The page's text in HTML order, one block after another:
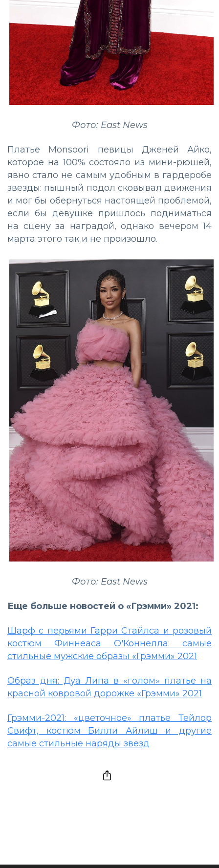
Фото: East News
Платье Monsoori певицы Дженей Айко,
которое на 100% состояло из мини-рюшей,
явно стало не самым удобным в гардеробе
звезды: пышный подол сковывал движения
и мог бы обернуться настоящей проблемой,
если бы девушке пришлось подниматься
на сцену за наградой, однако вечером 14
марта этого так и не произошло.
Фото: East News
Еще больше новостей о «Грэмми» 2021:
Шарф с перьями Гарри Стайлса и розовый
костюм Финнеаса О'Коннелла: самые
стильные мужские образы «Грэмми» 2021
Образ дня: Дуа Липа в «голом» платье на
красной ковровой дорожке «Грэмми» 2021
Грэмми-2021: «цветочное» платье Тейлор
Свифт, костюм Билли Айлиш и другие
самые стильные наряды звезд